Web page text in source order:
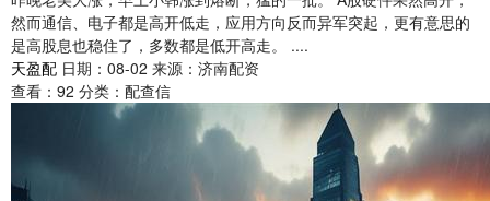
然而通信、电子都是高开低走，应用方向反而异军突起，更有意思的
是高股息也稳住了，多数都是低开高走。 ....
天盈配 日期：08-02 来源：济南配资
查看： 92 分类： 配查信